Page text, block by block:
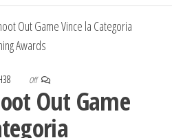
Out Game Vince la Categoria
Awards
Off
Out Game